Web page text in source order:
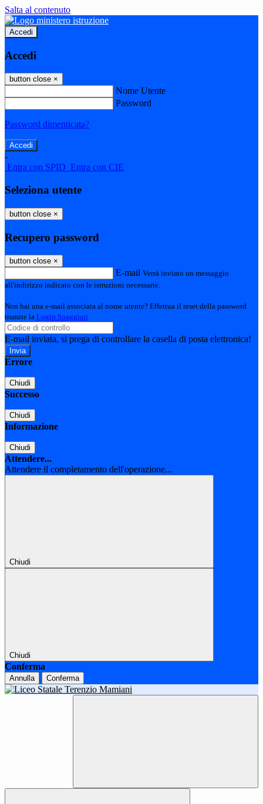
Salta al contenuto
Accedi
Accedi
button close ×
Nome Utente
Password
Password dimenticata?
-
Entra con SPID Entra con CIE
Seleziona utente
button close ×
Recupero password
button close ×
E-mail Verrà inviato un messaggio
all'indirizzo indicato con le istruzioni necessarie.
Non hai una e-mail associata al nome utente? Effettua il reset della password
tramite la Login Spaggiari
E-mail inviata, si prega di controllare la casella di posta elettronica!
Errore
Chiudi
Successo
Chiudi
Informazione
Chiudi
Attendere...
Attendere il completamento dell'operazione...
Chiudi
Chiudi
Conferma
Annulla Conferma